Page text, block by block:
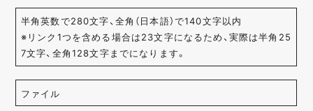
半角英数で280文字、全角（日本語）で140文字以内
※リンク1つを含める場合は23文字になるため、実際は半角25
7文字、全角128文字までになります。
ファイル